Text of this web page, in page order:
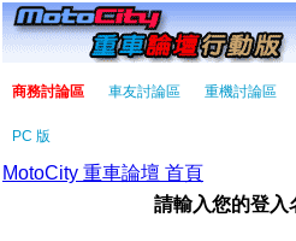
商務討論區 車友討論區 重機討論區
PC 版
MotoCity 重車論壇 首頁
請輸入您的登入